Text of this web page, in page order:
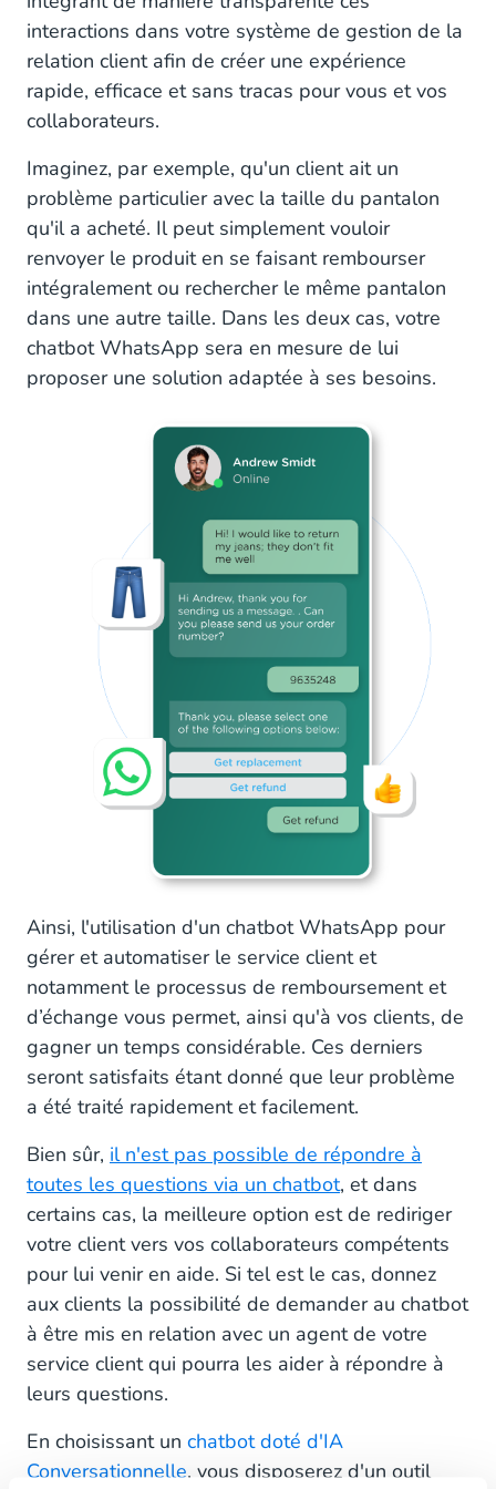
interactions dans votre système de gestion de la
relation client afin de créer une expérience
rapide, efficace et sans tracas pour vous et vos
collaborateurs.
Imaginez, par exemple, qu'un client ait un
problème particulier avec la taille du pantalon
qu'il a acheté. Il peut simplement vouloir
renvoyer le produit en se faisant rembourser
intégralement ou rechercher le même pantalon
dans une autre taille. Dans les deux cas, votre
chatbot WhatsApp sera en mesure de lui
proposer une solution adaptée à ses besoins.
Ainsi, l'utilisation d'un chatbot WhatsApp pour
gérer et automatiser le service client et
notamment le processus de remboursement et
d’échange vous permet, ainsi qu'à vos clients, de
gagner un temps considérable. Ces derniers
seront satisfaits étant donné que leur problème
a été traité rapidement et facilement.
Bien sûr, il n'est pas possible de répondre à
toutes les questions via un chatbot, et dans
certains cas, la meilleure option est de rediriger
votre client vers vos collaborateurs compétents
pour lui venir en aide. Si tel est le cas, donnez
aux clients la possibilité de demander au chatbot
à être mis en relation avec un agent de votre
service client qui pourra les aider à répondre à
leurs questions.
En choisissant un chatbot doté d'IA
Conversationnelle, vous disposerez d'un outil